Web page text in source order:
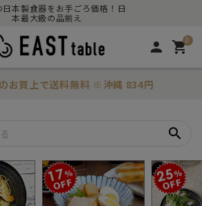
日本製食器をお手ごろ価格！日
本最大級の品揃え
person 0
shopping_cart
お買上で送料無料 ※沖縄 834円
search